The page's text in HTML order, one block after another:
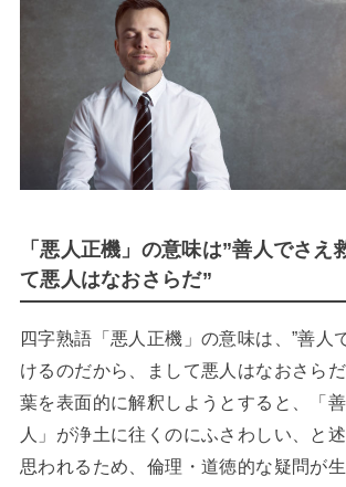
「悪人正機」の意味は”善人でさえ
て悪人はなおさらだ”
四字熟語「悪人正機」の意味は、”善人
けるのだから、まして悪人はなおさら
葉を表面的に解釈しようとすると、「
人」が浄土に往くのにふさわしい、と
思われるため、倫理・道徳的な疑問が生